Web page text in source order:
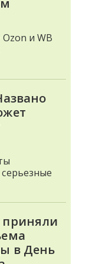
и WB
приняли
в День